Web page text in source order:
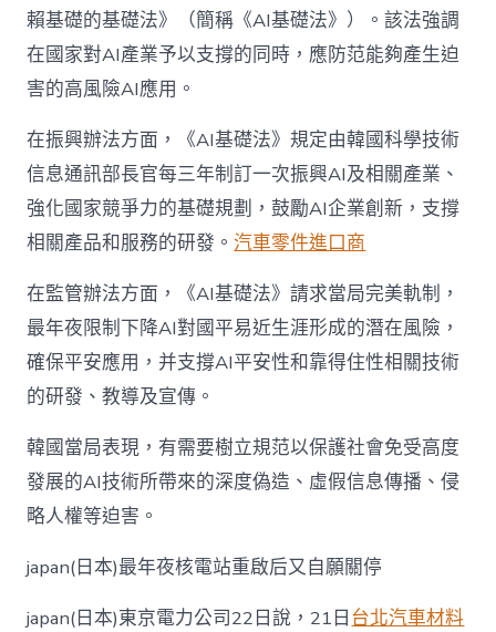
賴基礎的基礎法》（簡稱《AI基礎法》）。該法強調
在國家對AI產業予以支撐的同時，應防范能夠產生迫
害的高風險AI應用。
在振興辦法方面，《AI基礎法》規定由韓國科學技術
信息通訊部長官每三年制訂一次振興AI及相關產業、
強化國家競爭力的基礎規劃，鼓勵AI企業創新，支撐
相關產品和服務的研發。汽車零件進口商
在監管辦法方面，《AI基礎法》請求當局完美軌制，
最年夜限制下降AI對國平易近生涯形成的潛在風險，
確保平安應用，并支撐AI平安性和靠得住性相關技術
的研發、教導及宣傳。
韓國當局表現，有需要樹立規范以保護社會免受高度
發展的AI技術所帶來的深度偽造、虛假信息傳播、侵
略人權等迫害。
japan(日本)最年夜核電站重啟后又自願關停
japan(日本)東京電力公司22日說，21日台北汽車材料